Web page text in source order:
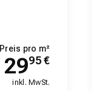
Preis pro m²
2995€
inkl. MwSt.